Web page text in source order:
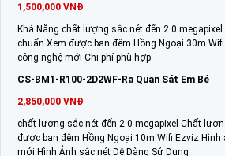
1,500,000 VNĐ
Khả Năng chất lượng sắc nét đến 2.0
chuẩn Xem được ban đêm Hồng Ngoại 30m
công nghệ mới Chi phí phù hợp
CS-BM1-R100-2D2WF-Ra Quan Sát Em Bé
2,850,000 VNĐ
chất lượng sắc nét đến 2.0 megapixel Chất
được ban đêm Hồng Ngoại 10m Wifi Ezviz
mới Hình Ảnh sắc nét Dễ Dàng Sử Dụng